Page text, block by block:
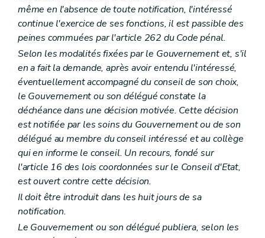
Art. L1561-10
Art. L1561-11
Art. L1561-12
Art. L1561-13
Partie DEUXIEME LA SUPRACOMMUNALITE
Livre premier
Les agglomérations et les fédérations de communes
Titre premier Organisation des agglomérations et des fédérations de communes
Chapitre premier Dispositions générales
Section première Délimitations
Art. L2111-1
Art. L2111-2
Section 2 Constitution
Art. L2111-3
Art. L2111-4
Section 3 Attributions
Art. L2111-5
Art. L2111-6
Chapitre II Organes des agglomérations et des fédérations
Art. L2112-2
même en l'absence de toute notification, l'intéressé
continue l'exercice de ses fonctions, il est passible des
peines commuées par l'article 262 du Code pénal.
Selon les modalités fixées par le Gouvernement et, s'il
en a fait la demande, après avoir entendu l'intéressé,
éventuellement accompagné du conseil de son choix,
le Gouvernement ou son délégué constate la
déchéance dans une décision motivée. Cette décision
est notifiée par les soins du Gouvernement ou de son
délégué au membre du conseil intéressé et au collège
qui en informe le conseil. Un recours, fondé sur
l'article 16 des lois coordonnées sur le Conseil d'Etat,
est ouvert contre cette décision.
Il doit être introduit dans les huit jours de sa
notification.
Le Gouvernement ou son délégué publiera, selon les